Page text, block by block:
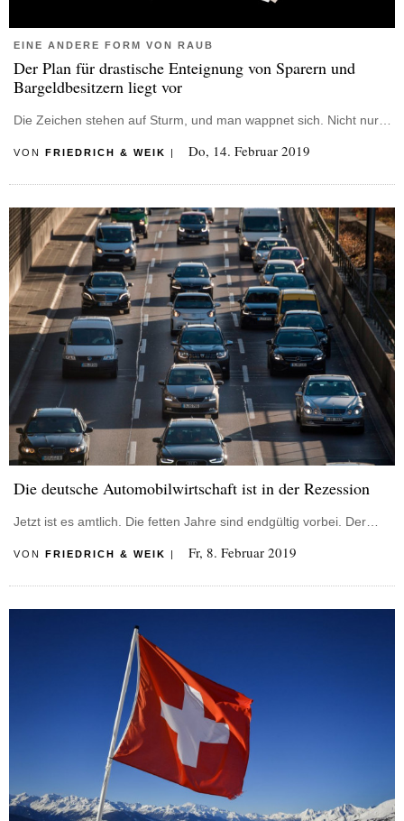
EINE ANDERE FORM VON RAUB
Der Plan für drastische Enteignung von Sparern und
Bargeldbesitzern liegt vor
Die Zeichen stehen auf Sturm, und man wappnet sich. Nicht nur…
VON FRIEDRICH & WEIK | Do, 14. Februar 2019
Die deutsche Automobilwirtschaft ist in der Rezession
Jetzt ist es amtlich. Die fetten Jahre sind endgültig vorbei. Der…
VON FRIEDRICH & WEIK | Fr, 8. Februar 2019